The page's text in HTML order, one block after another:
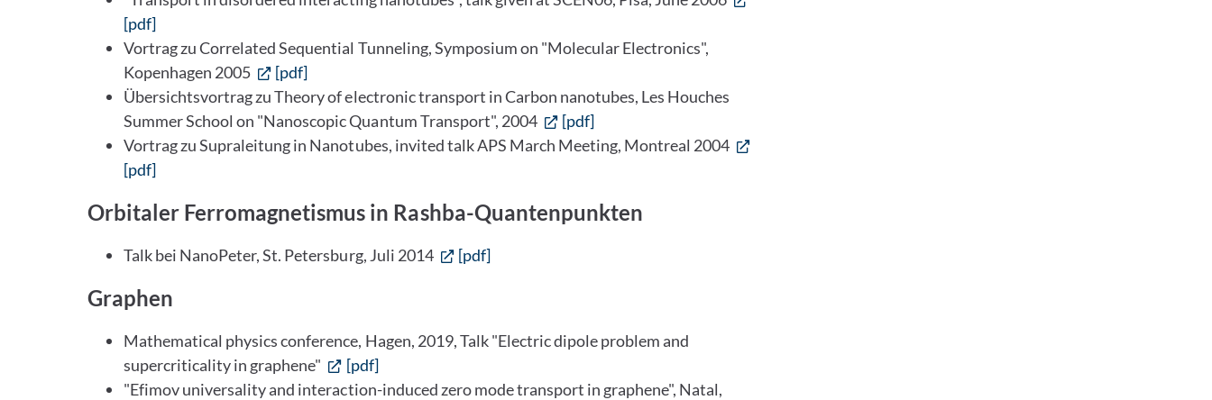
[pdf]
Vortrag zu Correlated Sequential Tunneling, Symposium on "Molecular Electronics",
Kopenhagen 2005
[pdf]
Übersichtsvortrag zu Theory of electronic transport in Carbon nanotubes, Les Houches
Summer School on "Nanoscopic Quantum Transport", 2004
[pdf]
Vortrag zu Supraleitung in Nanotubes, invited talk APS March Meeting, Montreal 2004
[pdf]
Orbitaler Ferromagnetismus in Rashba-Quantenpunkten
Talk bei NanoPeter, St. Petersburg, Juli 2014 [pdf]
Graphen
Mathematical physics conference, Hagen, 2019, Talk "Electric dipole problem and
supercriticality in graphene"
[pdf]
"Efimov universality and interaction-induced zero mode transport in graphene", Natal,